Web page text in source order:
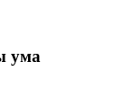
ума